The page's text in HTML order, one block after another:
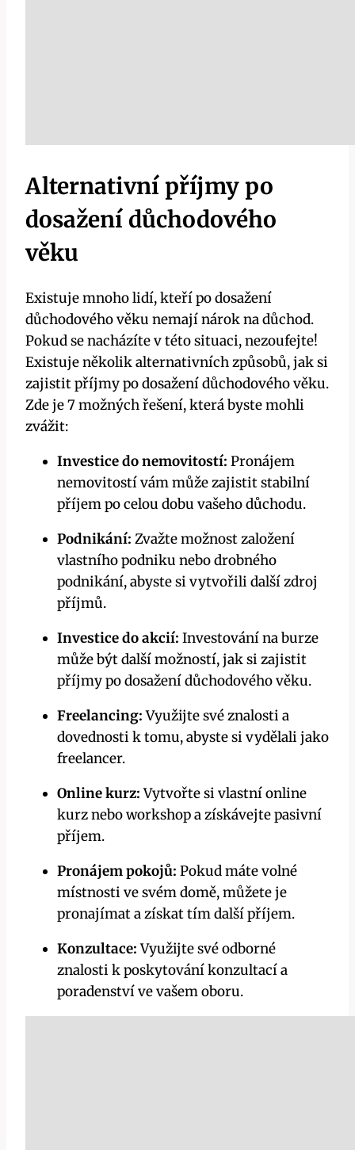
Alternativní příjmy po
dosažení důchodového
věku
Existuje mnoho lidí, kteří po dosažení
důchodového věku nemají nárok na důchod.
Pokud se nacházíte v této situaci, nezoufejte!
Existuje několik alternativních způsobů, jak si
zajistit příjmy po dosažení důchodového věku.
Zde je 7 možných řešení, která byste mohli
zvážit:
Investice do nemovitostí: Pronájem
nemovitostí vám může zajistit stabilní
příjem po celou dobu vašeho důchodu.
Podnikání: Zvažte možnost založení
vlastního podniku nebo drobného
podnikání, abyste si vytvořili další zdroj
příjmů.
Investice do akcií: Investování na burze
může být další možností, jak si zajistit
příjmy po dosažení důchodového věku.
Freelancing:Využijte své znalosti a
dovednosti k tomu, abyste si vydělali jako
freelancer.
Online kurz:Vytvořte si vlastní online
kurz nebo workshop a získávejte pasivní
příjem.
Pronájem pokojů: Pokud máte volné
místnosti ve svém domě, můžete je
pronajímat a získat tím další příjem.
Konzultace:Využijte své odborné
znalosti k poskytování konzultací a
poradenství ve vašem oboru.